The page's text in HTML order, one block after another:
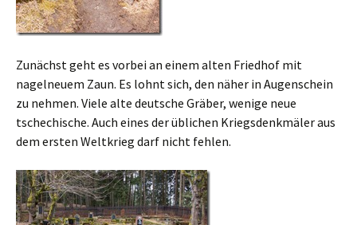
Zunächst geht es vorbei an einem alten Friedhof mit
nagelneuem Zaun. Es lohnt sich, den näher in Augenschein
zu nehmen. Viele alte deutsche Gräber, wenige neue
tschechische. Auch eines der üblichen Kriegsdenkmäler aus
dem ersten Weltkrieg darf nicht fehlen.